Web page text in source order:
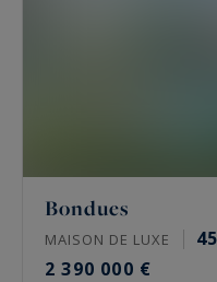
Bondues
MAISON DE LUXE
2 390 000 €